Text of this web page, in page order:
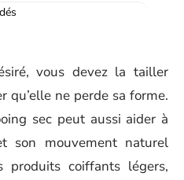
vous devez la tailler
qu’elle ne perde sa forme.
sec peut aussi aider à
son mouvement naturel
produits coiffants légers,